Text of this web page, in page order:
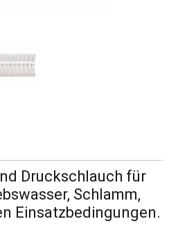
Druckschlauch für
Schlamm,
Einsatzbedingungen.